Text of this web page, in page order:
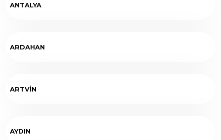
ANTALYA
ARDAHAN
ARTVİN
AYDIN